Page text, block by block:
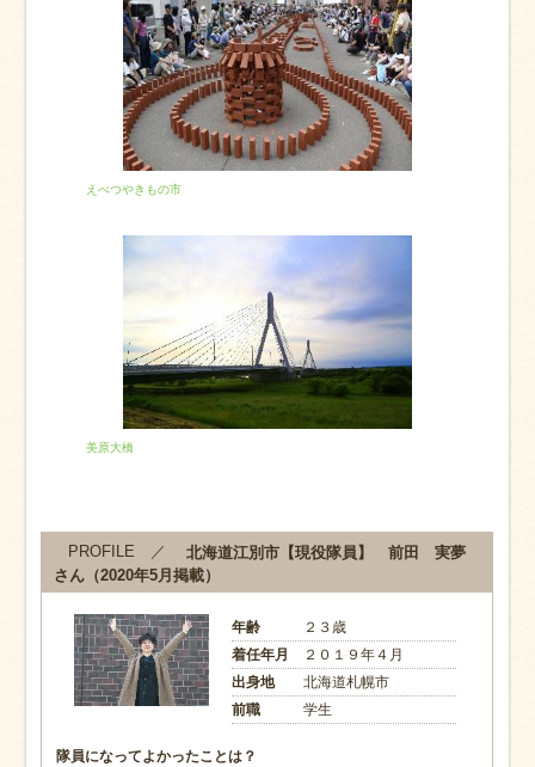
えべつやきもの市
美原大橋
PROFILE ／北海道江別市【現役隊員】 前田 実夢
さん（2020年5月掲載）
年齢
２３歳
着任年月
２０１９年４月
出身地
北海道札幌市
前職
学生
隊員になってよかったことは？